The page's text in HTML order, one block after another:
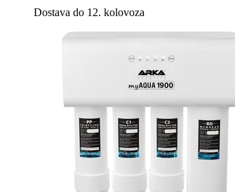
Dostava do 12. kolovoza